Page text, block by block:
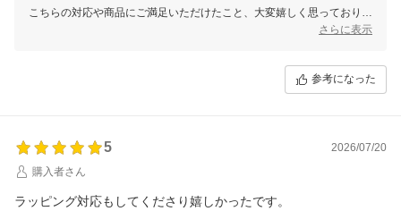
こちらの対応や商品にご満足いただけたこと、大変嬉しく思っておりま
今後もさらにご期待にお応えできるよう努めてまいります。
またのご利用を心よりお待ちしております。もし何かご要望やご質問が
さらに表示
参考になった
5
2026/07/20
購入者さん
ラッピング対応もしてくださり嬉しかったです。